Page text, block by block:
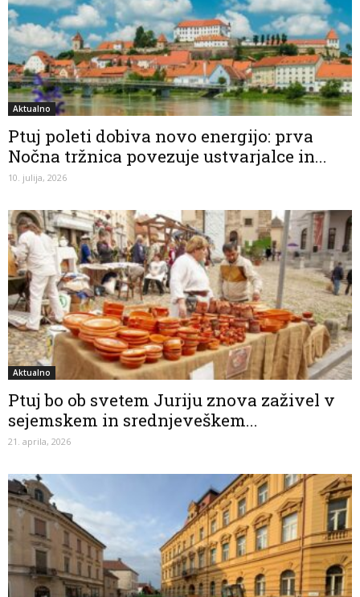
Aktualno
Ptuj poleti dobiva novo energijo: prva
Nočna tržnica povezuje ustvarjalce in...
10. julija, 2026
Aktualno
Ptuj bo ob svetem Juriju znova zaživel v
sejemskem in srednjeveškem...
21. aprila, 2026